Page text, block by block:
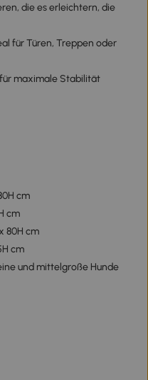
die es erleichtern, die
für Türen, Treppen oder
maximale Stabilität
cm
cm
80H cm
cm
und mittelgroße Hunde